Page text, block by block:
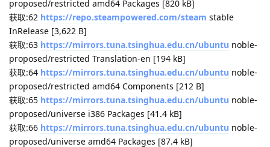
dm/xUbuntu_24.04./ InRelease
获取:24 https://apt.releases.hashicorp.comnoble InRelease
[12.9 kB]
获取:25 https://mirrors.tuna.tsinghua.edu.cn/ubuntu noble-
updates/restricted Sources [53.3 kB]
获取:26 https://mirrors.tuna.tsinghua.edu.cn/ubuntu noble-
updates/universe Sources [477 kB]
命中:27 https://ppa.launchpadcontent.net/wireshark-
dev/stable/ubuntu noble InRelease
获取:28 https://mirrors.tuna.tsinghua.edu.cn/ubuntu noble-
updates/main amd64 Packages [1,443 kB]